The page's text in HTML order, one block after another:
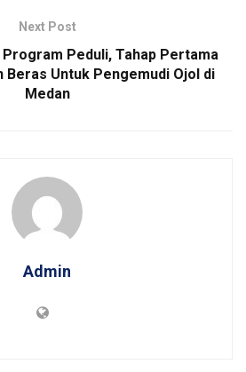
Next Post
Program Peduli, Tahap Pertama
Beras Untuk Pengemudi Ojol di
Medan
Admin